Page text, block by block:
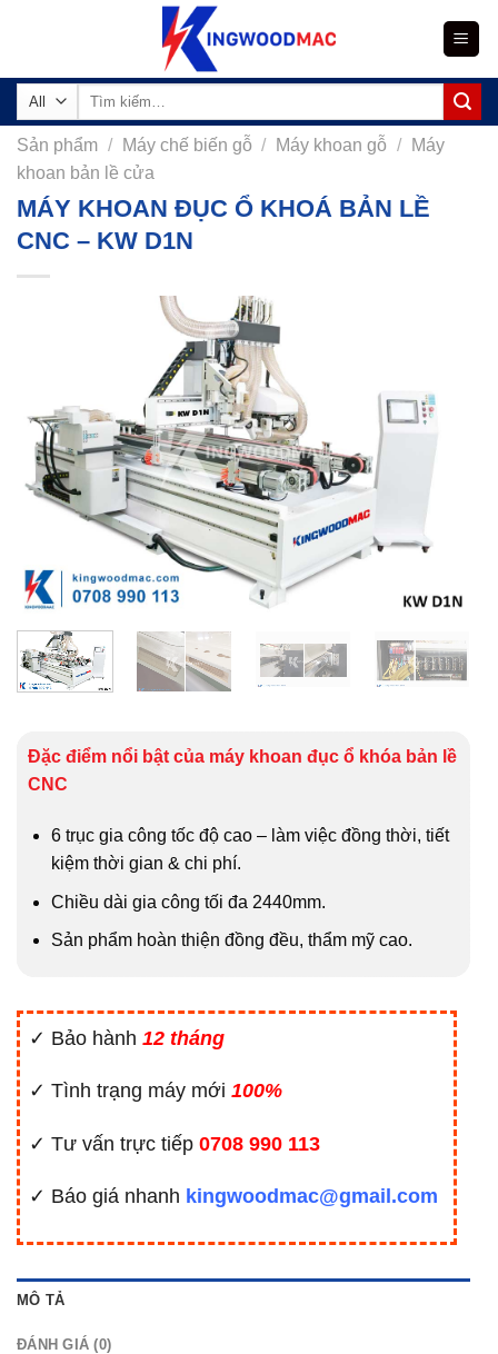
Tìm
Sản phẩm / Máy chế biến gỗ / Máy khoan gỗ /
Máy
khoan bản lề cửa
MÁY KHOAN ĐỤC Ổ KHOÁ BẢN LỀ
CNC – KW D1N
Đặc điểm nổi bật của máy khoan đục ổ khóa bản lề
CNC
6 trục gia công tốc độ cao – làm việc đồng thời, tiết
kiệm thời gian & chi phí.
Chiều dài gia công tối đa 2440mm.
Sản phẩm hoàn thiện đồng đều, thẩm mỹ cao.
✓ Bảo hành 12 tháng
✓ Tình trạng máy mới 100%
✓ Tư vấn trực tiếp 0708 990 113
✓ Báo giá nhanh kingwoodmac@gmail.com
MÔ TẢ
ĐÁNH GIÁ (0)